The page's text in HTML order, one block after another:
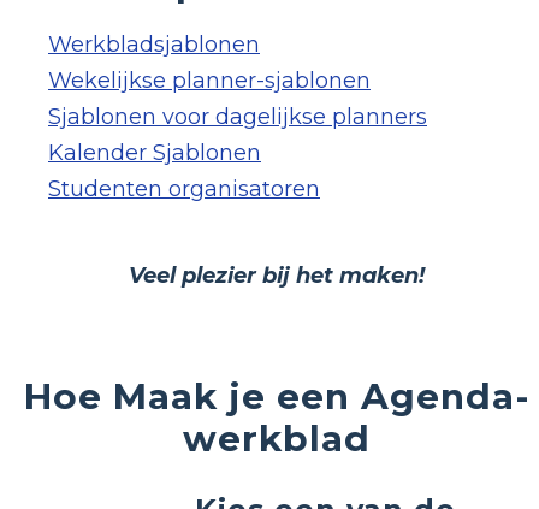
Werkbladsjablonen
Wekelijkse planner-sjablonen
Sjablonen voor dagelijkse planners
Kalender Sjablonen
Studenten organisatoren
Veel plezier bij het maken!
Hoe Maak je een Agenda-
werkblad